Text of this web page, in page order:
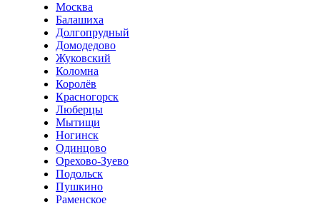
Москва
Балашиха
Долгопрудный
Домодедово
Жуковский
Коломна
Королёв
Красногорск
Люберцы
Мытищи
Ногинск
Одинцово
Орехово-Зуево
Подольск
Пушкино
Раменское